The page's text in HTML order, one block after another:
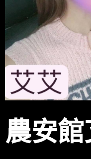
農安